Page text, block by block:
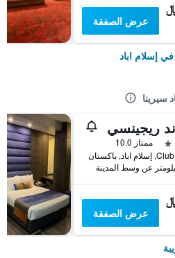
عرض الصفقة
إسلام اباد
سيرينا
ريجينسي
ممتاز 10.0
عرض الصفقة